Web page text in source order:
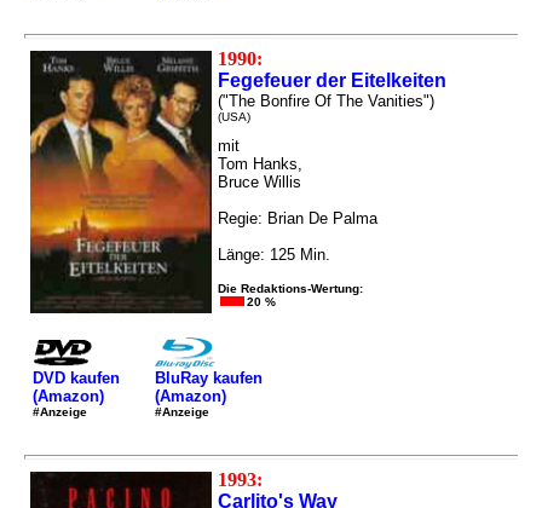
1990:
Fegefeuer der Eitelkeiten
("The Bonfire Of The Vanities")
(USA)
mit
Tom Hanks,
Bruce Willis
Regie: Brian De Palma
Länge: 125 Min.
Die Redaktions-Wertung:
20 %
DVD kaufen
(Amazon)
#Anzeige
BluRay kaufen
(Amazon)
#Anzeige
1993:
Carlito's Way